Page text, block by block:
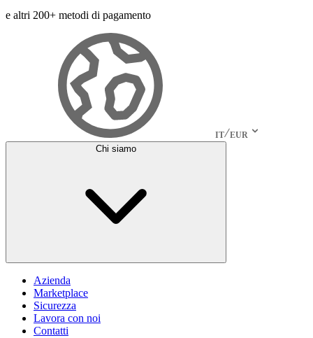
e altri 200+ metodi di pagamento
IT EUR
Chi siamo
Azienda
Marketplace
Sicurezza
Lavora con noi
Contatti